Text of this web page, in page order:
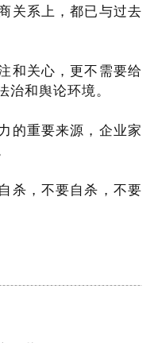
关系上，都已与过去
和关心，更不需要给
治和舆论环境。
的重要来源，企业家
杀，不要自杀，不要